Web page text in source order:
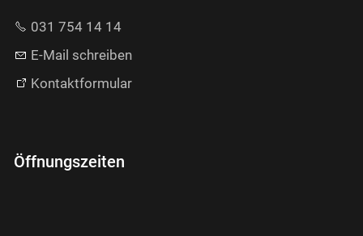
031 754 14 14
E-Mail schreiben
Kontaktformular
Öffnungszeiten